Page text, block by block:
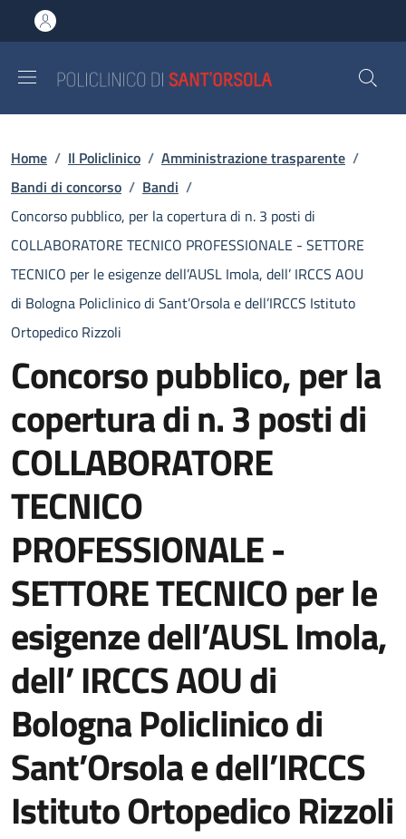
al contenuto principale
to footer content
Briciole di pane
Home / Il Policlinico / Amministrazione trasparente /
Bandi di concorso / Bandi /
Concorso pubblico, per la copertura di n. 3 posti di
COLLABORATORE TECNICO PROFESSIONALE - SETTORE
TECNICO per le esigenze dell’AUSL Imola, dell’ IRCCS AOU
di Bologna Policlinico di Sant’Orsola e dell’IRCCS Istituto
Ortopedico Rizzoli
Concorso pubblico, per la
copertura di n. 3 posti di
COLLABORATORE
TECNICO
PROFESSIONALE -
SETTORE TECNICO per le
esigenze dell’AUSL Imola,
dell’ IRCCS AOU di
Bologna Policlinico di
Sant’Orsola e dell’IRCCS
Istituto Ortopedico Rizzoli